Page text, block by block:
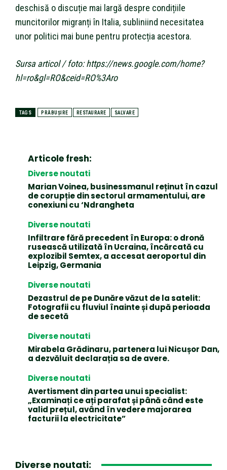
deschisă o discuție mai largă despre condițiile
muncitorilor migranți în Italia, subliniind necesitatea
unor politici mai bune pentru protecția acestora.
Sursa articol / foto: https://news.google.com/home?
hl=ro&gl=RO&ceid=RO%3Aro
TAGS PRĂBUȘIRE RESTAURARE SALVARE
Articole fresh:
Diverse noutati
Marian Voinea, businessmanul reținut în cazul
de corupție din sectorul armamentului, are
conexiuni cu ‘Ndrangheta
Diverse noutati
Infiltrare fără precedent în Europa: o dronă
rusească utilizată în Ucraina, încărcată cu
explozibil Semtex, a accesat aeroportul din
Leipzig, Germania
Diverse noutati
Dezastrul de pe Dunăre văzut de la satelit:
Fotografii cu fluviul înainte și după perioada
de secetă
Diverse noutati
Mirabela Grădinaru, partenera lui Nicușor Dan,
a dezvăluit declarația sa de avere.
Diverse noutati
Avertisment din partea unui specialist:
„Examinați ce ați parafat și până când este
valid prețul, având în vedere majorarea
facturii la electricitate”
Diverse noutati: